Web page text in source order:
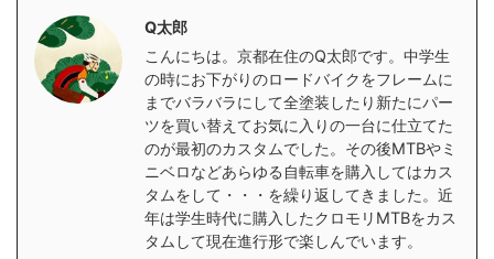
Q太郎
こんにちは。京都在住のQ太郎です。中学生
の時にお下がりのロードバイクをフレームに
までバラバラにして全塗装したり新たにパー
ツを買い替えてお気に入りの一台に仕立てた
のが最初のカスタムでした。その後MTBやミ
ニベロなどあらゆる自転車を購入してはカス
タムをして・・・を繰り返してきました。近
年は学生時代に購入したクロモリMTBをカス
タムして現在進行形で楽しんでいます。